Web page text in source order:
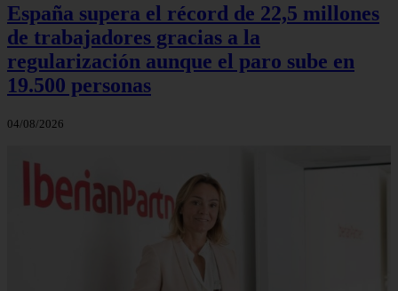
España supera el récord de 22,5 millones
de trabajadores gracias a la
regularización aunque el paro sube en
19.500 personas
04/08/2026